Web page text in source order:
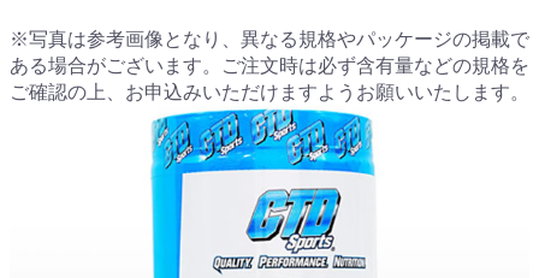
※写真は参考画像となり、異なる規格やパッケージの掲載で
ある場合がございます。ご注文時は必ず含有量などの規格を
ご確認の上、お申込みいただけますようお願いいたします。